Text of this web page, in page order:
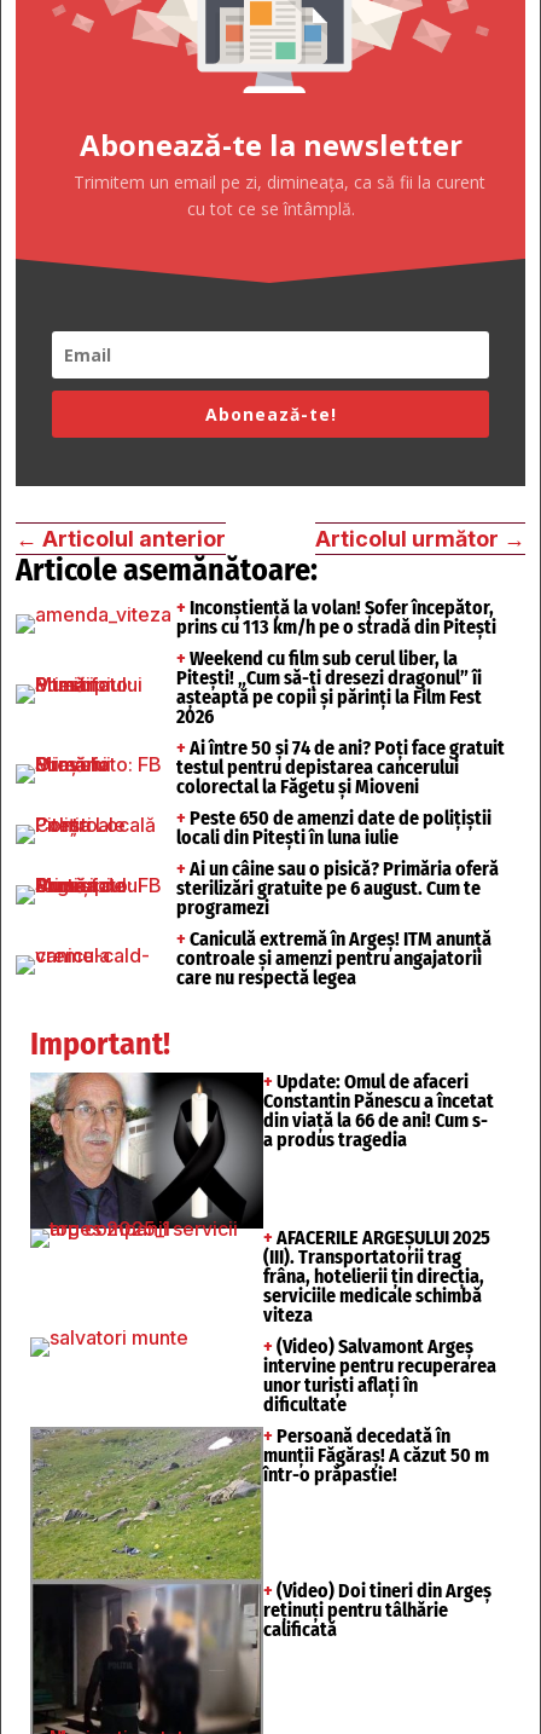
Abonează-te la newsletter
Trimitem un email pe zi, dimineața, ca să fii la curent
cu tot ce se întâmplă.
Abonează-te!
← Articolul anterior Articolul următor →
Articole asemănătoare:
+ Inconștiență la volan! Șofer începător,
prins cu 113 km/h pe o stradă din Pitești
+ Weekend cu film sub cerul liber, la
Pitești! „Cum să-ți dresezi dragonul” îi
așteaptă pe copii și părinți la Film Fest
2026
+ Ai între 50 și 74 de ani? Poți face gratuit
testul pentru depistarea cancerului
colorectal la Făgetu și Mioveni
+ Peste 650 de amenzi date de polițiștii
locali din Pitești în luna iulie
+ Ai un câine sau o pisică? Primăria oferă
sterilizări gratuite pe 6 august. Cum te
programezi
+ Caniculă extremă în Argeș! ITM anunță
controale și amenzi pentru angajatorii
care nu respectă legea
Important!
+ Update: Omul de afaceri
Constantin Pănescu a încetat
din viață la 66 de ani! Cum s-
a produs tragedia
+ AFACERILE ARGEȘULUI 2025
(III). Transportatorii trag
frâna, hotelierii țin direcția,
serviciile medicale schimbă
viteza
+ (Video) Salvamont Argeș
intervine pentru recuperarea
unor turişti aflaţi în
dificultate
+ Persoană decedată în
munții Făgăraș! A căzut 50 m
într-o prăpastie!
+ (Video) Doi tineri din Argeș
reținuți pentru tâlhărie
calificată